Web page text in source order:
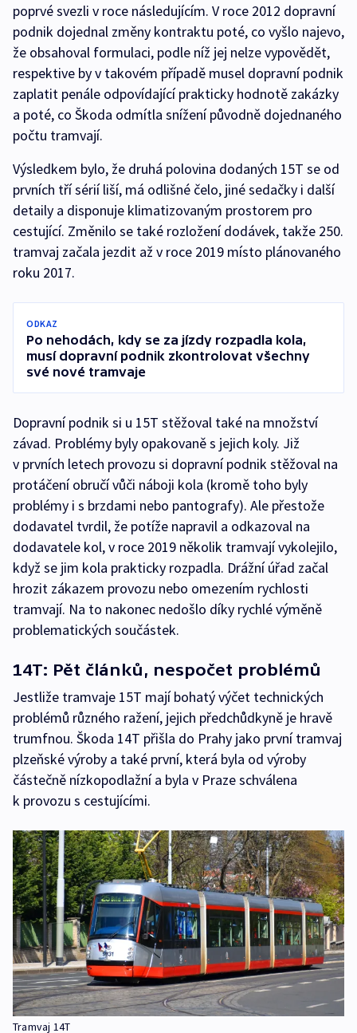
poprvé svezli v roce následujícím. V roce 2012 dopravní
podnik dojednal změny kontraktu poté, co vyšlo najevo,
že obsahoval formulaci, podle níž jej nelze vypovědět,
respektive by v takovém případě musel dopravní podnik
zaplatit penále odpovídající prakticky hodnotě zakázky
a poté, co Škoda odmítla snížení původně dojednaného
počtu tramvají.
Výsledkem bylo, že druhá polovina dodaných 15T se od
prvních tří sérií liší, má odlišné čelo, jiné sedačky i další
detaily a disponuje klimatizovaným prostorem pro
cestující. Změnilo se také rozložení dodávek, takže 250.
tramvaj začala jezdit až v roce 2019 místo plánovaného
roku 2017.
ODKAZ
Po nehodách, kdy se za jízdy rozpadla kola,
musí dopravní podnik zkontrolovat všechny
své nové tramvaje
Dopravní podnik si u 15T stěžoval také na množství
závad. Problémy byly opakovaně s jejich koly. Již
v prvních letech provozu si dopravní podnik stěžoval na
protáčení obručí vůči náboji kola (kromě toho byly
problémy i s brzdami nebo pantografy). Ale přestože
dodavatel tvrdil, že potíže napravil a odkazoval na
dodavatele kol, v roce 2019 několik tramvají vykolejilo,
když se jim kola prakticky rozpadla. Drážní úřad začal
hrozit zákazem provozu nebo omezením rychlosti
tramvají. Na to nakonec nedošlo díky rychlé výměně
problematických součástek.
14T: Pět článků, nespočet problémů
Jestliže tramvaje 15T mají bohatý výčet technických
problémů různého ražení, jejich předchůdkyně je hravě
trumfnou. Škoda 14T přišla do Prahy jako první tramvaj
plzeňské výroby a také první, která byla od výroby
částečně nízkopodlažní a byla v Praze schválena
k provozu s cestujícími.
Tramvaj 14T